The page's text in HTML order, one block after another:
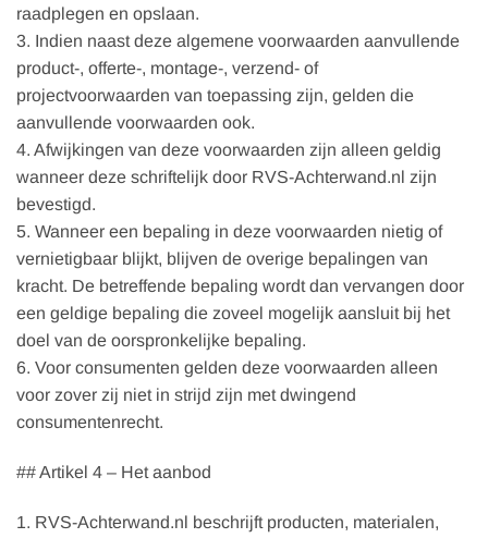
raadplegen en opslaan.
3. Indien naast deze algemene voorwaarden aanvullende
product-, offerte-, montage-, verzend- of
projectvoorwaarden van toepassing zijn, gelden die
aanvullende voorwaarden ook.
4. Afwijkingen van deze voorwaarden zijn alleen geldig
wanneer deze schriftelijk door RVS-Achterwand.nl zijn
bevestigd.
5. Wanneer een bepaling in deze voorwaarden nietig of
vernietigbaar blijkt, blijven de overige bepalingen van
kracht. De betreffende bepaling wordt dan vervangen door
een geldige bepaling die zoveel mogelijk aansluit bij het
doel van de oorspronkelijke bepaling.
6. Voor consumenten gelden deze voorwaarden alleen
voor zover zij niet in strijd zijn met dwingend
consumentenrecht.
## Artikel 4 – Het aanbod
1. RVS-Achterwand.nl beschrijft producten, materialen,